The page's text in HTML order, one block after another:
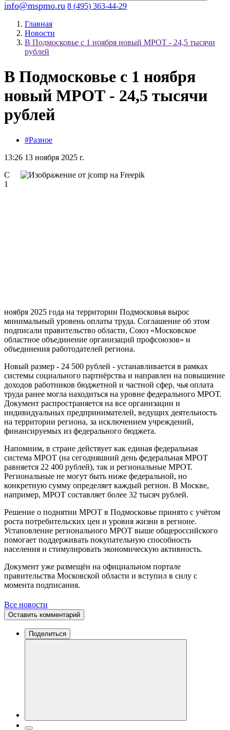
info@mspmo.ru 8 (495) 363-44-29
Главная
Новости
В Подмосковье с 1 ноября новый МРОТ - 24,5 тысячи
рублей
В Подмосковье с 1 ноября
новый МРОТ - 24,5 тысячи
рублей
#Разное
13:26 13 ноября 2025 г.
С
1
ноября 2025 года на территории Подмосковья вырос
минимальный уровень оплаты труда. Соглашение об этом
подписали правительство области, Союз «Московское
областное объединение организаций профсоюзов» и
объединения работодателей региона.
Новый размер - 24 500 рублей - устанавливается в рамках
системы социального партнёрства и направлен на повышение
доходов работников бюджетной и частной сфер, чья оплата
труда ранее могла находиться на уровне федерального МРОТ.
Документ распространяется на все организации и
индивидуальных предпринимателей, ведущих деятельность
на территории региона, за исключением учреждений,
финансируемых из федерального бюджета.
Напомним, в стране действует как единая федеральная
система МРОТ (на сегодняшний день федеральная МРОТ
равняется 22 400 рублей), так и региональные МРОТ.
Региональные не могут быть ниже федеральной, но
конкретную сумму определяет каждый регион. В Москве,
например, МРОТ составляет более 32 тысяч рублей.
Решение о поднятии МРОТ в Подмосковье принято с учётом
роста потребительских цен и уровня жизни в регионе.
Установление регионального МРОТ выше общероссийского
помогает поддерживать покупательную способность
населения и стимулировать экономическую активность.
Документ уже размещён на официальном портале
правительства Московской области и вступил в силу с
момента подписания.
Все новости
Оставить комментарий
Поделиться